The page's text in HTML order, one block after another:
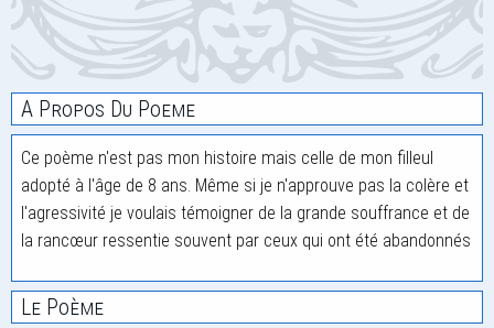
A Propos Du Poeme
Ce poème n'est pas mon histoire mais celle de mon filleul
adopté à l'âge de 8 ans. Même si je n'approuve pas la colère et
l'agressivité je voulais témoigner de la grande souffrance et de
la rancœur ressentie souvent par ceux qui ont été abandonnés
Le Poème